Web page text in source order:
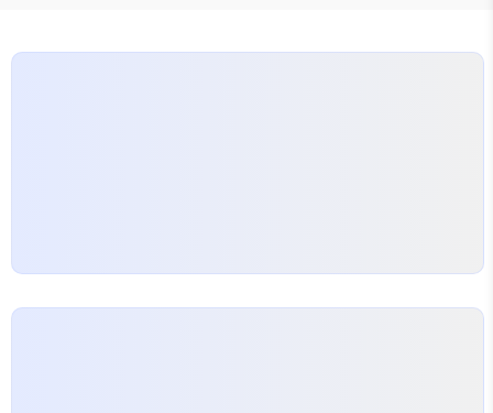
에서) 바로 해보려면 아래 글을 참고하자. 출처가 삭제